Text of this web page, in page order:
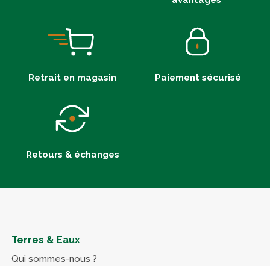
Retrait en magasin Paiement sécurisé
Retours & échanges
Terres & Eaux
Qui sommes-nous ?